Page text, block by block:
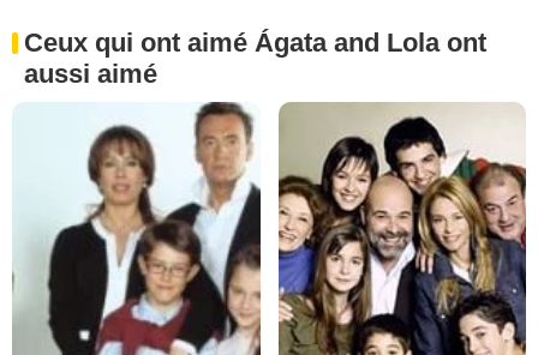
Ceux qui ont aimé Ágata and Lola ont
aussi aimé